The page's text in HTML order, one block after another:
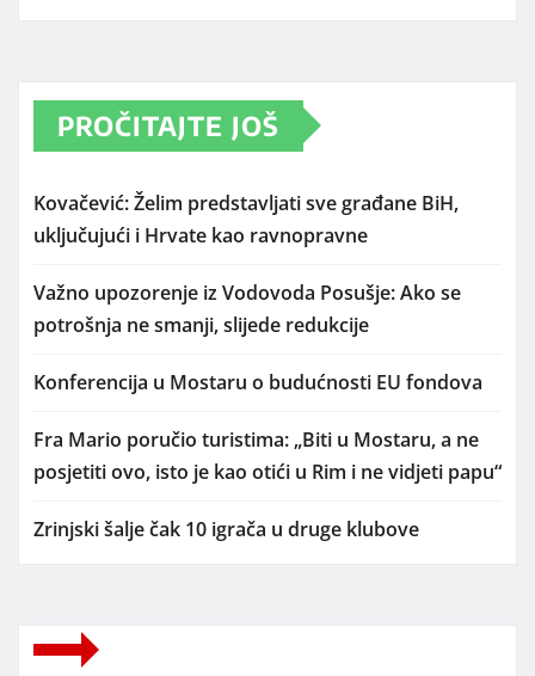
PROČITAJTE JOŠ
Kovačević: Želim predstavljati sve građane BiH,
uključujući i Hrvate kao ravnopravne
Važno upozorenje iz Vodovoda Posušje: Ako se
potrošnja ne smanji, slijede redukcije
Konferencija u Mostaru o budućnosti EU fondova
Fra Mario poručio turistima: „Biti u Mostaru, a ne
posjetiti ovo, isto je kao otići u Rim i ne vidjeti papu“
Zrinjski šalje čak 10 igrača u druge klubove